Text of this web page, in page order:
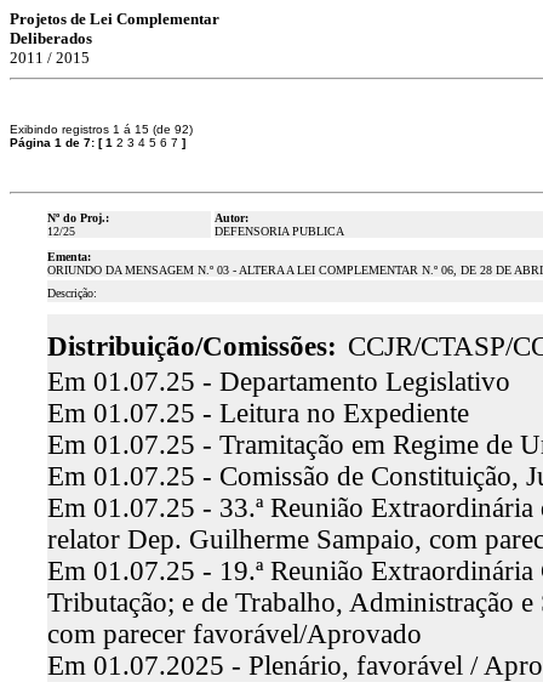
Projetos de Lei Complementar
Deliberados
2011 / 2015
Exibindo registros 1 á 15 (de 92)
Página 1 de 7: [1 2 3 4 5 6 7 ]
Nº do Proj.:
12/25
Autor:
DEFENSORIA PUBLICA
Ementa:
ORIUNDO DA MENSAGEM N.º 03 - ALTERA A LEI COMPLEMENTAR N.º 06, DE 28 DE
Descrição:
Distribuição/Comissões: CCJR/CTASP/
Em 01.07.25 - Departamento Legislativo
Em 01.07.25 - Leitura no Expediente
Em 01.07.25 - Tramitação em Regime de
Em 01.07.25 - Comissão de Constituição,
Em 01.07.25 - 33.ª Reunião Extraordinária
relator Dep. Guilherme Sampaio, com
Em 01.07.25 - 19.ª Reunião Extraordinária
Tributação; e de Trabalho, Administração
com parecer favorável/Aprovado
Em 01.07.2025 - Plenário, favorável /